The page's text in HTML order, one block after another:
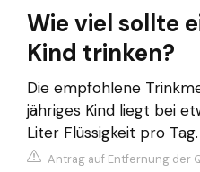
Wie viel sollte
Kind trinken?
Die empfohlene
jähriges Kind liegt bei
Liter Flüssigkeit pro Tag.
Antrag auf Entfernung der